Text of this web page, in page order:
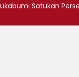
Satukan